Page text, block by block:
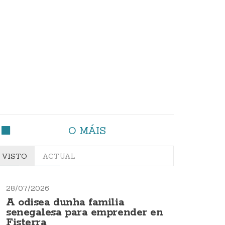
O MÁIS
VISTO ACTUAL
28/07/2026
A odisea dunha familia
senegalesa para emprender en